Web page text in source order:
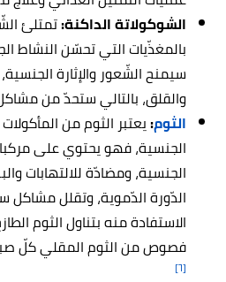
الشوكولاتة الداكنة:تمتلئ
بالمغذّيات التي تحسّن النشاط
سيمنح الشّعور والإثارة
والقلق، بالتالي ستحدّ من
الثوم:يعتبر الثوم من
الجنسية، فهو يحتوي على
الجنسية، ومضادّة للالتهابات
الدّورة الدّموية، وتقلل
فصوص من الثوم المقلي كلّ
[٦]